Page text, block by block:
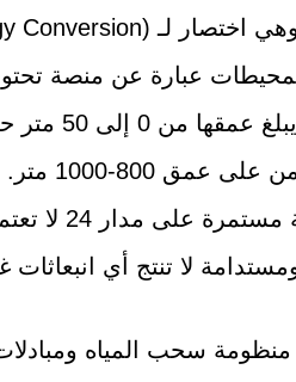
للمحيطات عبارة عن منصة
الاولى
800-1000 متر.
وتتميز
لا تنتج أي انبعاثات
سحب المياه